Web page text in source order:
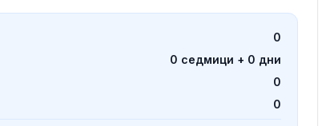
0
0 седмици + 0 дни
0
0